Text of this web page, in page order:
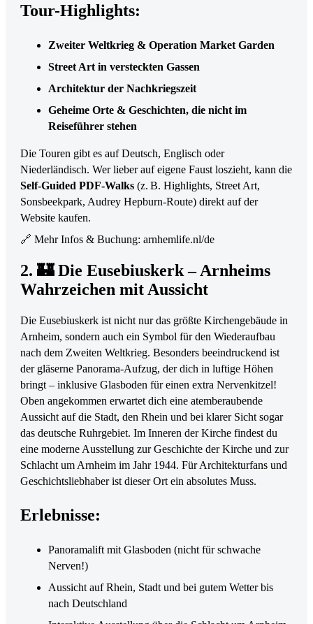
Tour-Highlights:
Zweiter Weltkrieg & Operation Market Garden
Street Art in versteckten Gassen
Architektur der Nachkriegszeit
Geheime Orte & Geschichten, die nicht im
Reiseführer stehen
Die Touren gibt es auf Deutsch, Englisch oder
Niederländisch. Wer lieber auf eigene Faust loszieht, kann die
Self-Guided PDF-Walks (z. B. Highlights, Street Art,
Sonsbeekpark, Audrey Hepburn-Route) direkt auf der
Website kaufen.
🔗 Mehr Infos & Buchung: arnhemlife.nl/de
2. 🏰 Die Eusebiuskerk – Arnheims
Wahrzeichen mit Aussicht
Die Eusebiuskerk ist nicht nur das größte Kirchengebäude in
Arnheim, sondern auch ein Symbol für den Wiederaufbau
nach dem Zweiten Weltkrieg. Besonders beeindruckend ist
der gläserne Panorama-Aufzug, der dich in luftige Höhen
bringt – inklusive Glasboden für einen extra Nervenkitzel!
Oben angekommen erwartet dich eine atemberaubende
Aussicht auf die Stadt, den Rhein und bei klarer Sicht sogar
das deutsche Ruhrgebiet. Im Inneren der Kirche findest du
eine moderne Ausstellung zur Geschichte der Kirche und zur
Schlacht um Arnheim im Jahr 1944. Für Architekturfans und
Geschichtsliebhaber ist dieser Ort ein absolutes Muss.
Erlebnisse:
Panoramalift mit Glasboden (nicht für schwache
Nerven!)
Aussicht auf Rhein, Stadt und bei gutem Wetter bis
nach Deutschland